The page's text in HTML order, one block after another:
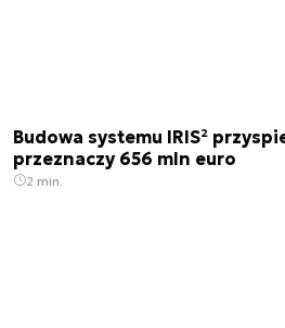
Budowa systemu IRIS²
przeznaczy 656 mln euro
2 min.